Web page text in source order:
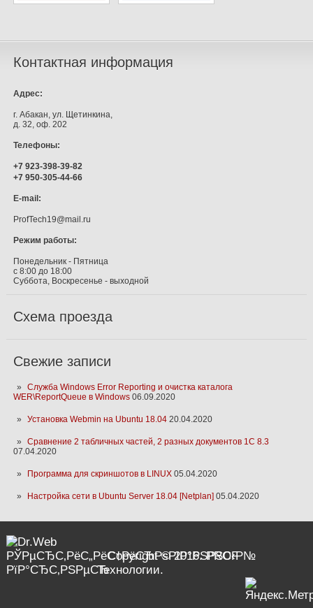
списка?
Контактная информация
Адрес:
г. Абакан, ул. Щетинкина,
д. 32, оф. 202
Телефоны:
+7 923-398-39-82
+7 950-305-44-66
E-mail:
ProfTech19@mail.ru
Режим работы:
Понедельник - Пятница
с 8:00 до 18:00
Суббота, Воскресенье - выходной
Схема проезда
Свежие записи
Служба Windows Error Reporting и очистка каталога
WER\ReportQueue в Windows 06.09.2020
Установка Webmin на Ubuntu 18.04 20.04.2020
Сравнение 2 табличных частей, 2 разных документов 1С 8.3
07.04.2020
Программа для скриншотов в LINUX 05.04.2020
Настройка сети в Ubuntu Server 18.04 [Netplan] 05.04.2020
Copyright © 2016. PROF
Технологии.